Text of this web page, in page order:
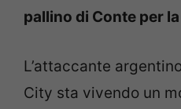
pallino di Conte per
L’attaccante
City sta vivendo un